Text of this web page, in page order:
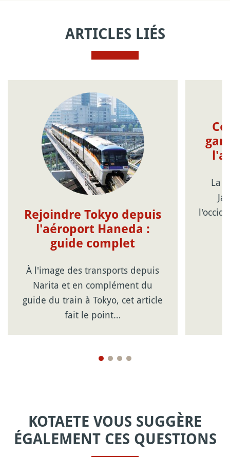
ARTICLES LIÉS
Rejoindre Tokyo depuis
l'aéroport Haneda :
guide complet
À l'image des transports depuis
Narita et en complément du
guide du train à Tokyo, cet article
fait le point…
La
KOTAETE VOUS SUGGÈRE
ÉGALEMENT CES QUESTIONS